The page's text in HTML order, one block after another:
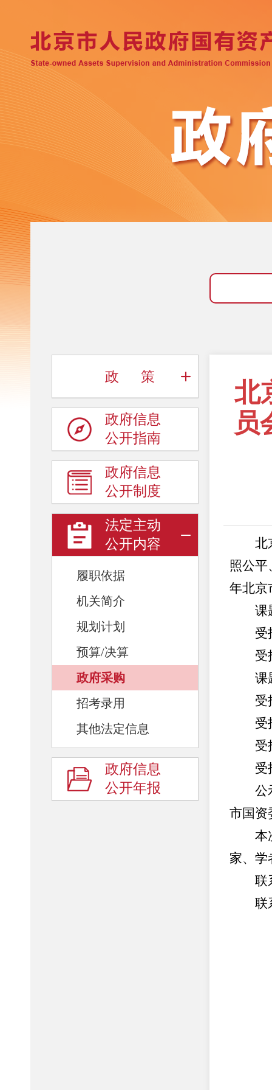
政 策
政府信息
公开指南
政府信息
公开制度
法定主动
公开内容
履职依据
机关简介
规划计划
预算/决算
政府采购
招考录用
其他法定信息
政府信息
公开年报
北
员
北京
照公平
年北京
课题
受托
受托
课题
受托
受托
受托
受托
公示
市国资
本次
家、学
联系
联系